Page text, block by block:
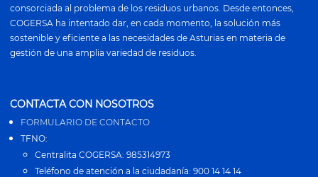
consorciada al problema de los residuos urbanos. Desde entonces,
COGERSA ha intentado dar, en cada momento, la solución más
sostenible y eficiente a las necesidades de Asturias en materia de
gestión de una amplia variedad de residuos.
CONTACTA CON NOSOTROS
FORMULARIO DE CONTACTO
TFNO:
Centralita COGERSA: 985314973
Teléfono de atención a la ciudadanía: 900 14 14 14